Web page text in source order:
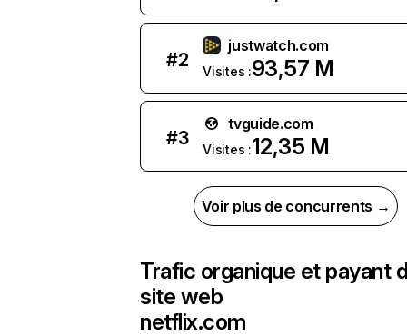
#2
justwatch.com
Visites :93,57 M
#3
tvguide.com
Visites :12,35 M
Voir plus de concurrents →
Trafic organique et payant
site web
netflix.com